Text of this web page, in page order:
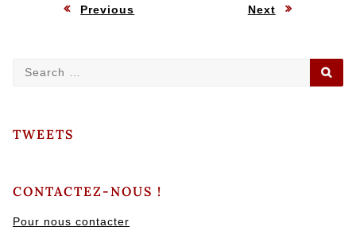
Navigation
l’article
Previous Next:
Search
TWEETS
CONTACTEZ-NOUS !
Pour nous contacter